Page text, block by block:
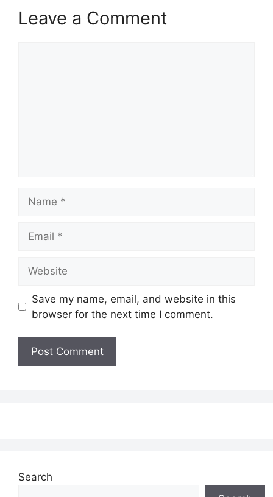
Leave a Comment
Save my name, email, and website in this
browser for the next time I comment.
Search